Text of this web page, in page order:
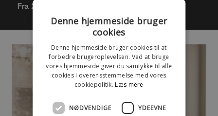
Fra 2.183 kr
Denne hjemmeside bruger
cookies
Denne hjemmeside bruger cookies til at
forbedre brugeroplevelsen. Ved at bruge
vores hjemmeside giver du samtykke til alle
cookies i overensstemmelse med vores
cookiepolitik.Læs mere
NØDVENDIGE YDEEVNE